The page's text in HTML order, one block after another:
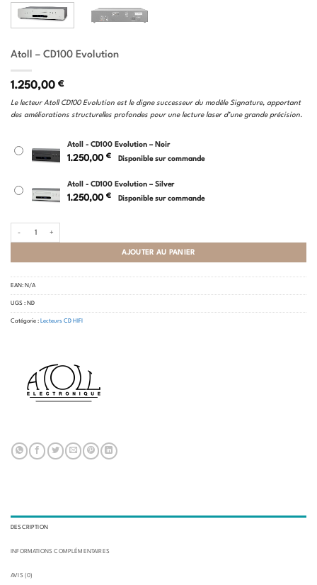
Atoll – CD100 Evolution
1.250,00 €
Le lecteur Atoll CD100 Evolution est le digne successeur du modèle Signature, apportant
des améliorations structurelles profondes pour une lecture laser d’une grande précision.
Atoll - CD100 Evolution – Noir
1.250,00 € Disponible sur commande
Atoll - CD100 Evolution – Silver
1.250,00 € Disponible sur commande
AJOUTER AU PANIER
EAN: N/A
UGS : ND
Catégorie : Lecteurs CD HIFI
DESCRIPTION
INFORMATIONS COMPLÉMENTAIRES
AVIS (0)